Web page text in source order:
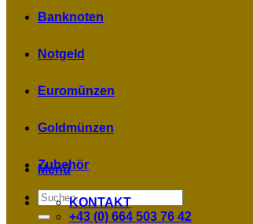
Menü
Suchen
nach:
Banknoten
Notgeld
Euromünzen
Goldmünzen
Zubehör
KONTAKT
+43 (0) 664 503 76 42